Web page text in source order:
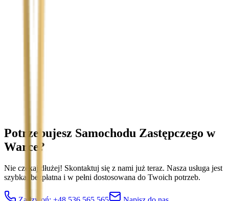
Potrzebujesz Samochodu Zastępczego w
Warce ?
Nie czekaj dłużej! Skontaktuj się z nami już teraz. Nasza usługa jest
szybka, bezpłatna i w pełni dostosowana do Twoich potrzeb.